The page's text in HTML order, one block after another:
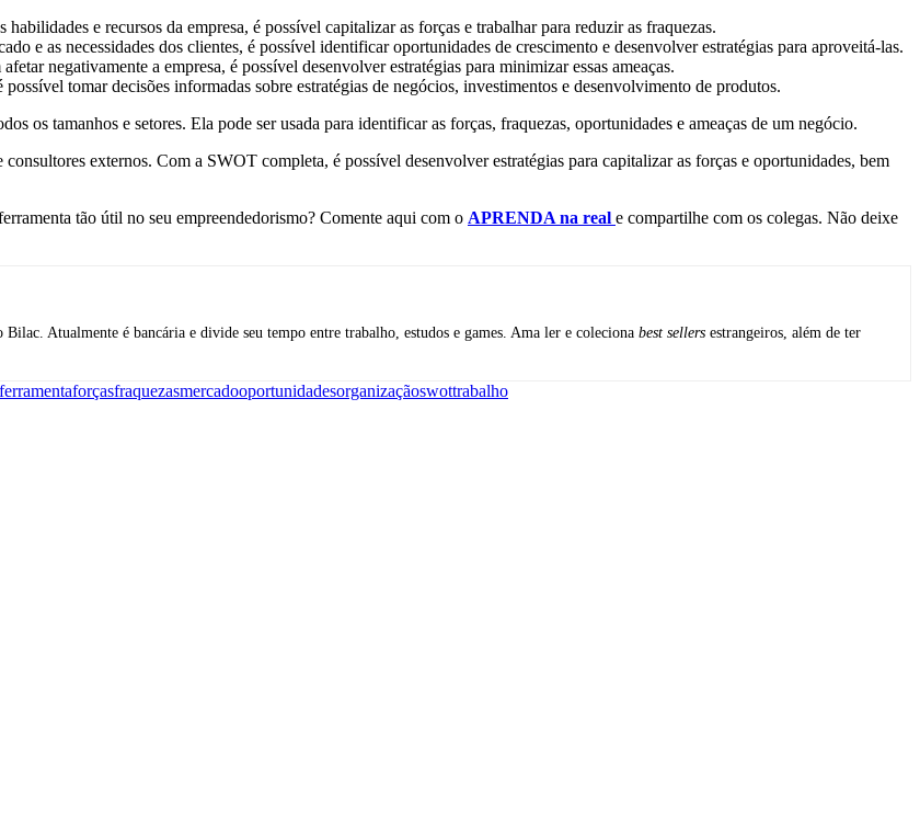
habilidades e recursos da empresa, é possível capitalizar as forças e trabalhar para reduzir as fraquezas.
e as necessidades dos clientes, é possível identificar oportunidades de crescimento e desenvolver estratégias para aproveitá-las.
negativamente a empresa, é possível desenvolver estratégias para minimizar essas ameaças.
tomar decisões informadas sobre estratégias de negócios, investimentos e desenvolvimento de produtos.
os tamanhos e setores. Ela pode ser usada para identificar as forças, fraquezas, oportunidades e ameaças de um negócio.
externos. Com a SWOT completa, é possível desenvolver estratégias para capitalizar as forças e oportunidades, bem
tão útil no seu empreendedorismo? Comente aqui com o APRENDA na real e compartilhe com os colegas. Não deixe
Atualmente é bancária e divide seu tempo entre trabalho, estudos e games. Ama ler e coleciona best sellers estrangeiros, além de ter
ferramentaforçasfraquezasmercadooportunidadesorganizaçãoswottrabalho